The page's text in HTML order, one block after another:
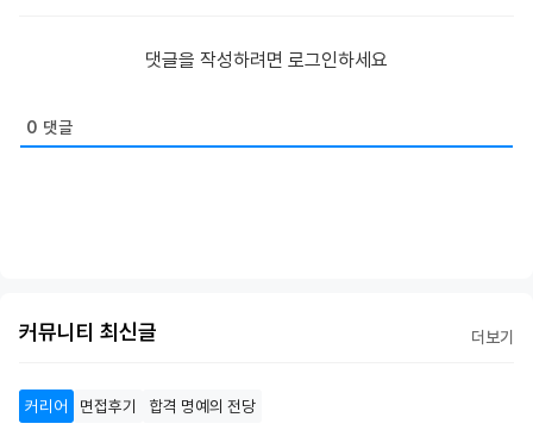
댓글을 작성하려면 로그인하세요
0 댓글
커뮤니티 최신글 더보기
커리어 면접후기 합격 명예의 전당